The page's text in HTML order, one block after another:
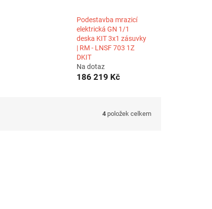
Podestavba mrazicí
elektrická GN 1/1
deska KIT 3x1 zásuvky
| RM - LNSF 703 1Z
DKIT
Na dotaz
186 219 Kč
4 položek celkem